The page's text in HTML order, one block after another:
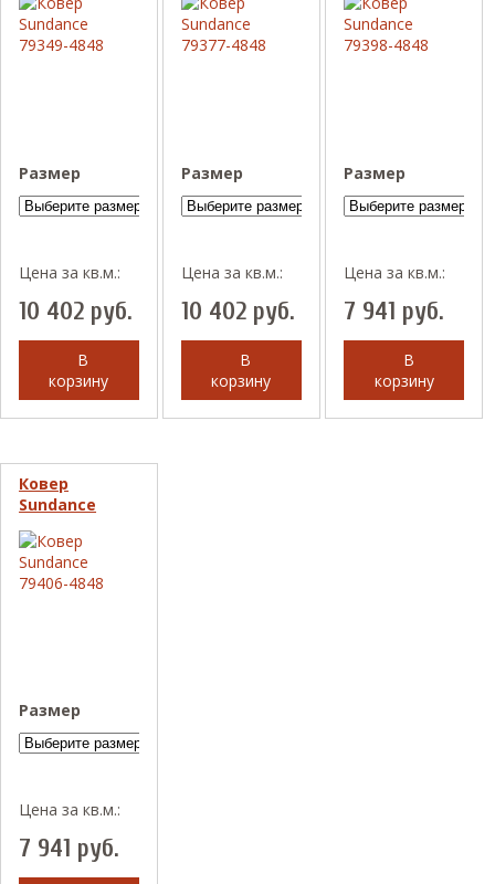
Размер
Цена за кв.м.:
10 402 руб.
В
корзину
Размер
Цена за кв.м.:
10 402 руб.
В
корзину
Размер
Цена за кв.м.:
7 941 руб.
В
корзину
Ковер
Sundance
Размер
Цена за кв.м.:
7 941 руб.